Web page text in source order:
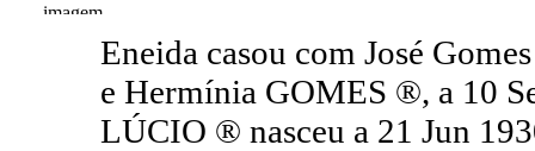
Eneida casou com José
e Hermínia GOMES ®, a 10
LÚCIO ® nasceu a 21 Jun